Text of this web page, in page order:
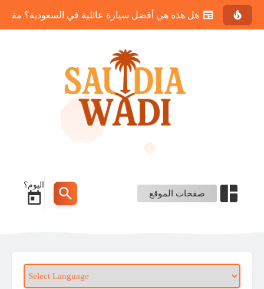
خدمات موقع دريم سيرفيس | كيف تحافظ على منزلك
صفحات الموقع
اليوم؟